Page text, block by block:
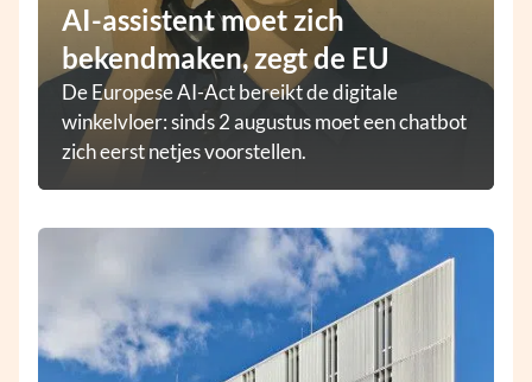
AI-assistent moet zich
bekendmaken, zegt de EU
De Europese AI-Act bereikt de digitale
winkelvloer: sinds 2 augustus moet een chatbot
zich eerst netjes voorstellen.